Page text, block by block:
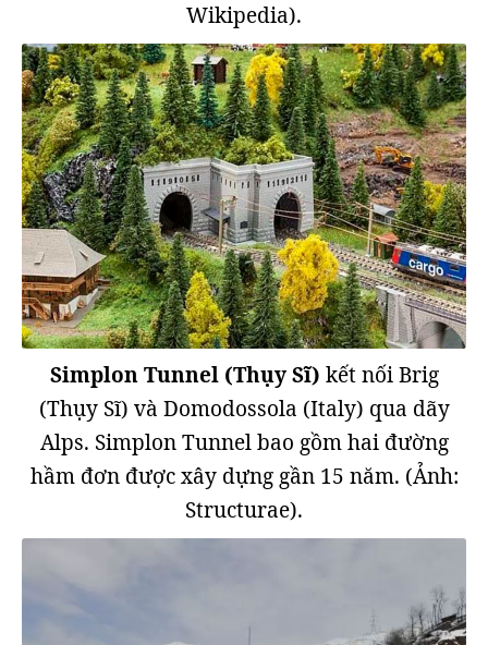
Wikipedia).
Simplon Tunnel (Thụy Sĩ) kết nối Brig
(Thụy Sĩ) và Domodossola (Italy) qua dãy
Alps. Simplon Tunnel bao gồm hai đường
hầm đơn được xây dựng gần 15 năm. (Ảnh:
Structurae).